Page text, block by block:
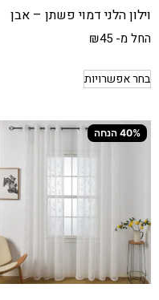
וילון הלני דמוי פשתן – אבן
החל מ- ₪45
בחר אפשרויות
40% הנחה